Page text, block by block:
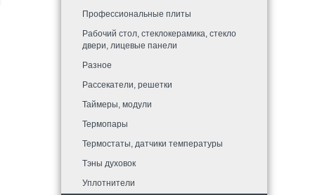
Профессиональные плиты
Рабочий стол, стеклокерамика, стекло
двери, лицевые панели
Разное
Рассекатели, решетки
Таймеры, модули
Термопары
Термостаты, датчики температуры
Тэны духовок
Уплотнители